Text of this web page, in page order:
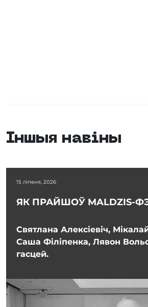
Іншыя навіны
15 ліпеня, 2026
ЯК ПРАЙШОЎ MALDZIS-
Святлана Алексіевіч,
Саша Філіпенка, Лявон
гасцей.